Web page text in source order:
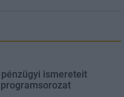
ismereteit